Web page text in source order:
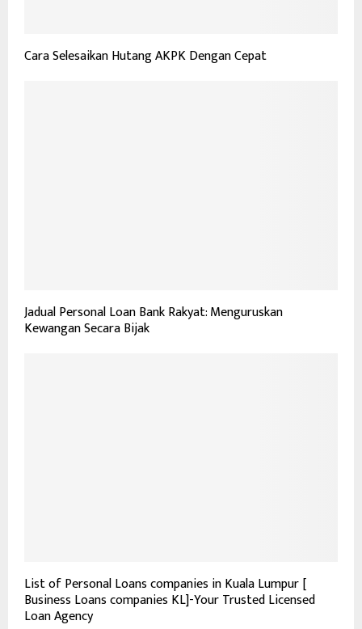
Cara Selesaikan Hutang AKPK Dengan Cepat
Jadual Personal Loan Bank Rakyat: Menguruskan
Kewangan Secara Bijak
List of Personal Loans companies in Kuala Lumpur [
Business Loans companies KL]-Your Trusted Licensed
Loan Agency